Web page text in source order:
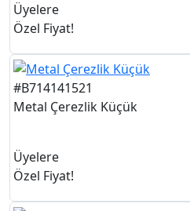
Üyelere
Özel Fiyat!
#B714141521
Metal Çerezlik Küçük
Üyelere
Özel Fiyat!